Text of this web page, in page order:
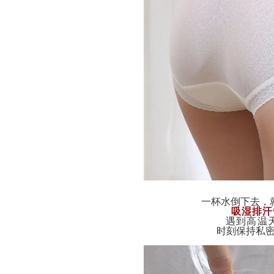
一杯水倒下去，
吸湿排
遇到高温
时刻保持私